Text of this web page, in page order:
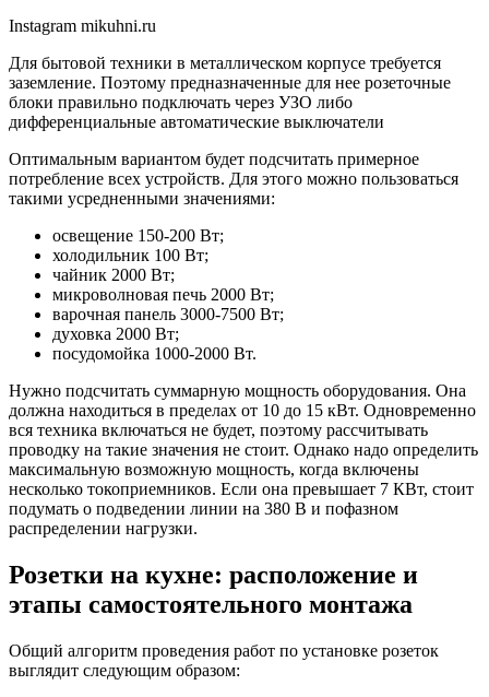
Instagram mikuhni.ru
Для бытовой техники в металлическом корпусе требуется
заземление. Поэтому предназначенные для нее розеточные
блоки правильно подключать через УЗО либо
дифференциальные автоматические выключатели
Оптимальным вариантом будет подсчитать примерное
потребление всех устройств. Для этого можно пользоваться
такими усредненными значениями:
освещение 150-200 Вт;
холодильник 100 Вт;
чайник 2000 Вт;
микроволновая печь 2000 Вт;
варочная панель 3000-7500 Вт;
духовка 2000 Вт;
посудомойка 1000-2000 Вт.
Нужно подсчитать суммарную мощность оборудования. Она
должна находиться в пределах от 10 до 15 кВт. Одновременно
вся техника включаться не будет, поэтому рассчитывать
проводку на такие значения не стоит. Однако надо определить
максимальную возможную мощность, когда включены
несколько токоприемников. Если она превышает 7 КВт, стоит
подумать о подведении линии на 380 В и пофазном
распределении нагрузки.
Розетки на кухне: расположение и
этапы самостоятельного монтажа
Общий алгоритм проведения работ по установке розеток
выглядит следующим образом: